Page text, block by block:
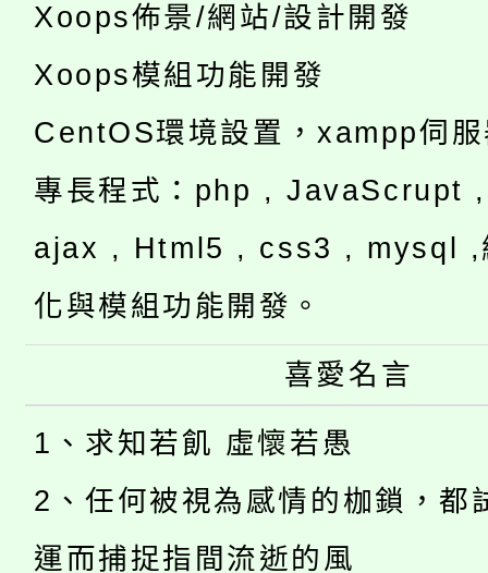
Xoops佈景/網站/設計開發
Xoops模組功能開發
CentOS環境設置，xampp伺
專長程式：php , JavaScrupt
ajax , Html5 , css3 , mysql ,
化與模組功能開發。
喜愛名言
1、求知若飢 虛懷若愚
2、任何被視為感情的枷鎖，都
運而捕捉指間流逝的風